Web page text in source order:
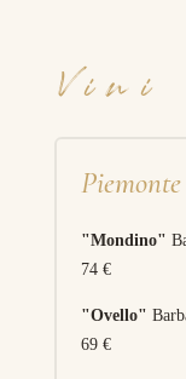
Vini
Piemonte
"Mondino"
74 €
"Ovello"
69 €